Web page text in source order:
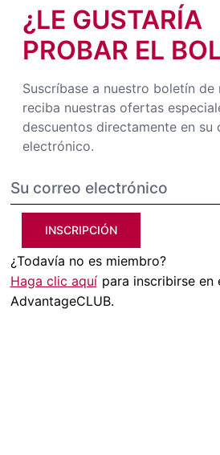
¿LE GUSTARÍA
PROBAR EL
Suscríbase a nuestro boletín de
reciba nuestras ofertas
descuentos directamente en su
electrónico.
INSCRIPCIÓN
¿Todavía no es miembro?
Haga clic aquí para inscribirse en
AdvantageCLUB.